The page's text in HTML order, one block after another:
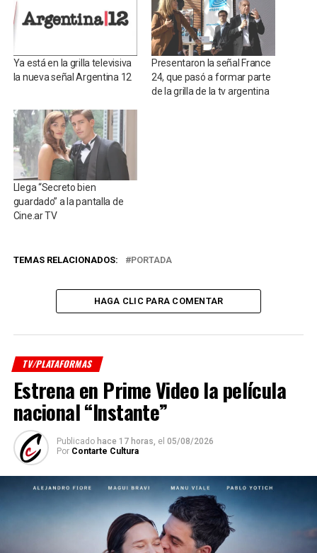
Ya está en la grilla televisiva
la nueva señal Argentina 12
Presentaron la señal France
24, que pasó a formar parte
de la grilla de la tv argentina
Llega “Secreto bien
guardado” a la pantalla de
Cine.ar TV
TEMAS RELACIONADOS: PORTADA
HAGA CLIC PARA COMENTAR
TV/PLATAFORMAS
Estrena en Prime Video la película
nacional “Instante”
Publicado hace 17 horas, el 05/08/2026
Por Contarte Cultura